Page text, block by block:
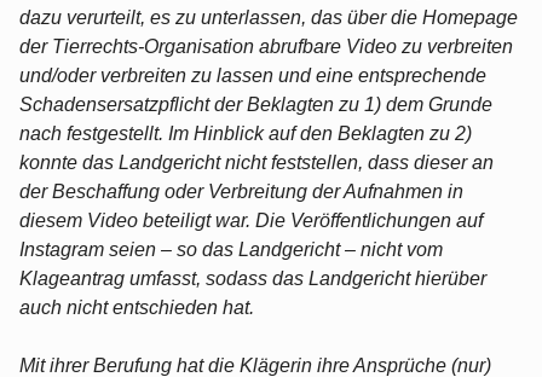
dazu verurteilt, es zu unterlassen, das über die Homepage
der Tierrechts-Organisation abrufbare Video zu verbreiten
und/oder verbreiten zu lassen und eine entsprechende
Schadensersatzpflicht der Beklagten zu 1) dem Grunde
nach festgestellt. Im Hinblick auf den Beklagten zu 2)
konnte das Landgericht nicht feststellen, dass dieser an
der Beschaffung oder Verbreitung der Aufnahmen in
diesem Video beteiligt war. Die Veröffentlichungen auf
Instagram seien – so das Landgericht – nicht vom
Klageantrag umfasst, sodass das Landgericht hierüber
auch nicht entschieden hat.
Mit ihrer Berufung hat die Klägerin ihre Ansprüche (nur)